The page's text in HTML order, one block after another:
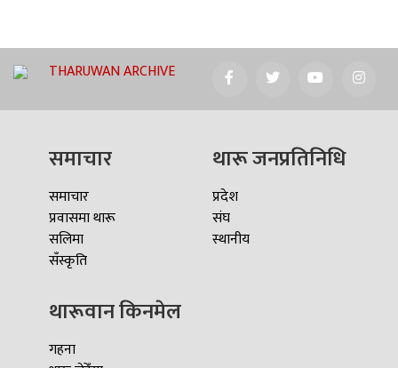
THARUWAN ARCHIVE
समाचार
समाचार
प्रवासमा थारू
सलिमा
सँस्कृति
थारू जनप्रतिनिधि
प्रदेश
संघ
स्थानीय
थारूवान किनमेल
गहना